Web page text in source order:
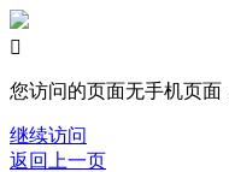

您访问的页面无手机页面
继续访问
返回上一页